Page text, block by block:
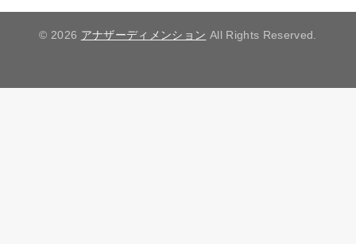
© 2026 アナザーディメンション All Rights Reserved.